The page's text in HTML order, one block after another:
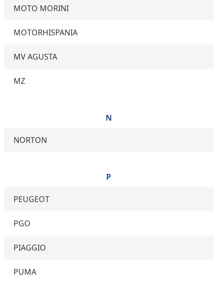
MOTO MORINI
MOTORHISPANIA
MV AGUSTA
MZ
N
NORTON
P
PEUGEOT
PGO
PIAGGIO
PUMA